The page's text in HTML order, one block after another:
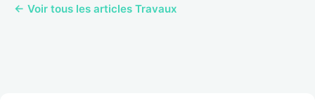
← Voir tous les articles Travaux